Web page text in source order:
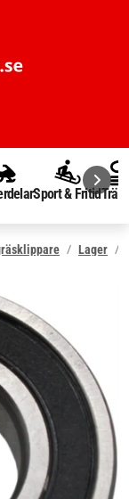
Sport & Fritid
Lager